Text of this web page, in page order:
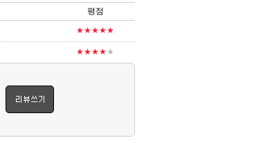
평점
★★★★★
★★★★★